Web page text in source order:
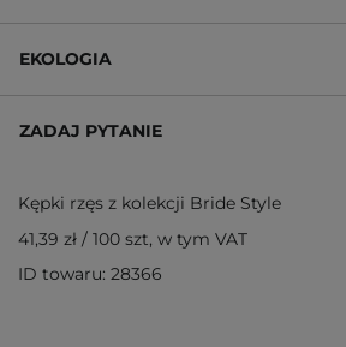
EKOLOGIA
ZADAJ PYTANIE
Kępki rzęs z kolekcji Bride Style
41,39 zł / 100 szt, w tym VAT
ID towaru: 28366